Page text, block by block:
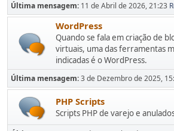
Última mensagem: 11 de Abril de 2026, 21:23
WordPress
Quando se fala em criação de
virtuais, uma das ferramentas
indicadas é o WordPress.
Última mensagem:3 de Dezembro de 2025,
PHP Scripts
Scripts PHP de varejo e